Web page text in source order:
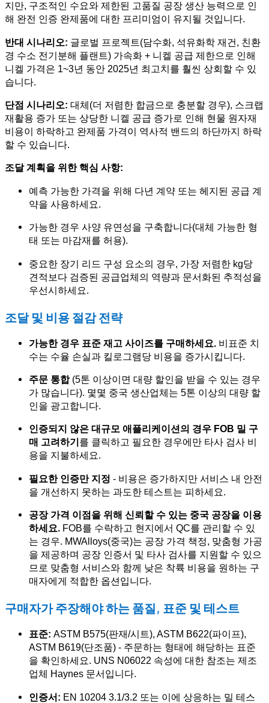
지만, 구조적인 수요와 제한된 고품질 공장 생산 능력으로 인
해 완전 인증 완제품에 대한 프리미엄이 유지될 것입니다.
반대 시나리오: 글로벌 프로젝트(담수화, 석유화학 재건, 친환
경 수소 전기분해 플랜트) 가속화 + 니켈 공급 제한으로 인해
니켈 가격은 1~3년 동안 2025년 최고치를 훨씬 상회할 수 있
습니다.
단점 시나리오: 대체(더 저렴한 합금으로 충분할 경우), 스크랩
재활용 증가 또는 상당한 니켈 공급 증가로 인해 현물 원자재
비용이 하락하고 완제품 가격이 역사적 밴드의 하단까지 하락
할 수 있습니다.
조달 계획을 위한 핵심 사항:
예측 가능한 가격을 위해 다년 계약 또는 헤지된 공급 계
약을 사용하세요.
가능한 경우 사양 유연성을 구축합니다(대체 가능한 형
태 또는 마감재를 허용).
중요한 장기 리드 구성 요소의 경우, 가장 저렴한 kg당
견적보다 검증된 공급업체의 역량과 문서화된 추적성을
우선시하세요.
조달 및 비용 절감 전략
가능한 경우 표준 재고 사이즈를 구매하세요.
비표준 치
수는 수율 손실과 킬로그램당 비용을 증가시킵니다.
주문 통합(5톤 이상이면 대량 할인을 받을 수 있는 경우
가 많습니다). 몇몇 중국 생산업체는 5톤 이상의 대량 할
인을 광고합니다.
인증되지 않은 대규모 애플리케이션의 경우 FOB 밀 구
매 고려하기 를 클릭하고 필요한 경우에만 타사 검사 비
용을 지불하세요.
필요한 인증만 지정 - 비용은 증가하지만 서비스 내 안전
을 개선하지 못하는 과도한 테스트는 피하세요.
공장 가격 이점을 위해 신뢰할 수 있는 중국 공장을 이용
하세요. FOB를 수락하고 현지에서 QC를 관리할 수 있
는 경우. MWAlloys(중국)는 공장 가격 책정, 맞춤형 가공
을 제공하며 공장 인증서 및 타사 검사를 지원할 수 있으
므로 맞춤형 서비스와 함께 낮은 착륙 비용을 원하는 구
매자에게 적합한 옵션입니다.
구매자가 주장해야 하는 품질, 표준 및 테스트
표준: ASTM B575(판재/시트), ASTM B622(파이프),
ASTM B619(단조품) - 주문하는 형태에 해당하는 표준
을 확인하세요. UNS N06022 속성에 대한 참조는 제조
업체 Haynes 문서입니다.
인증서: EN 10204 3.1/3.2 또는 이에 상응하는 밀 테스